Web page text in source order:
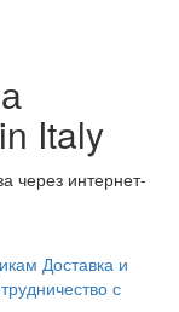
Italy
через интернет-
Доставка и
с